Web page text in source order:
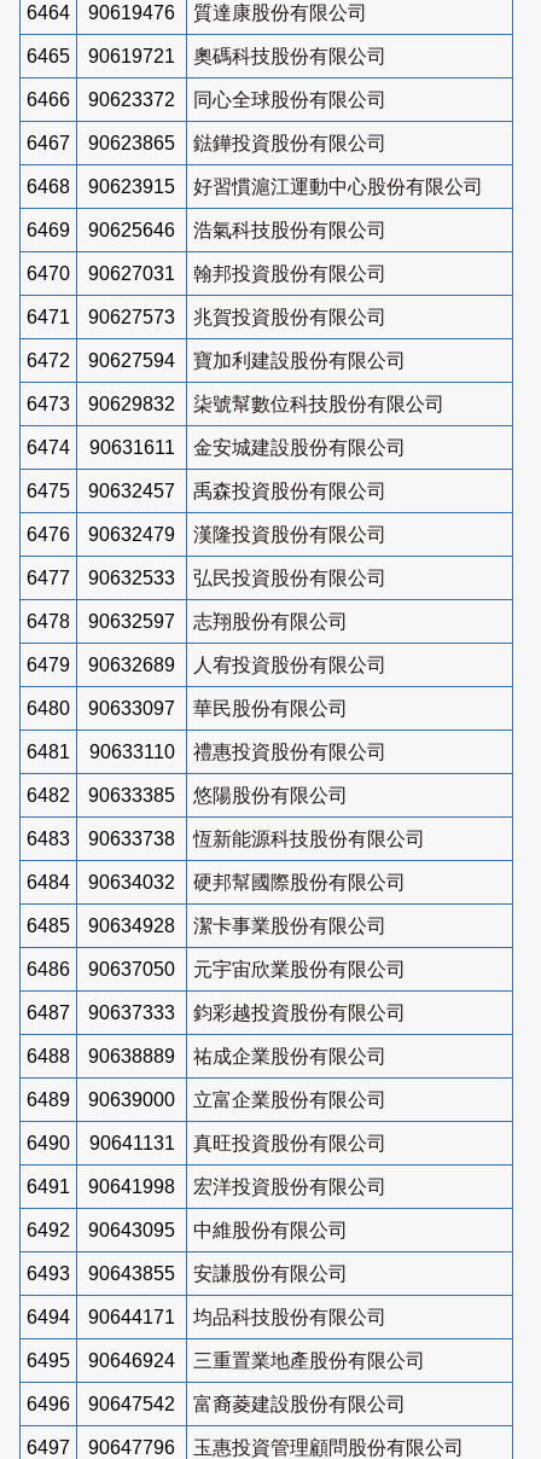
6464 90619476 質達康股份有限公司
6465 90619721 奧碼科技股份有限公司
6466 90623372 同心全球股份有限公司
6467 90623865 鍅鏵投資股份有限公司
6468 90623915 好習慣滬江運動中心股份有限公司
6469 90625646 浩氣科技股份有限公司
6470 90627031 翰邦投資股份有限公司
6471 90627573 兆賀投資股份有限公司
6472 90627594 寶加利建設股份有限公司
6473 90629832 柒號幫數位科技股份有限公司
6474 90631611 金安城建設股份有限公司
6475 90632457 禹森投資股份有限公司
6476 90632479 漢隆投資股份有限公司
6477 90632533 弘民投資股份有限公司
6478 90632597 志翔股份有限公司
6479 90632689 人宥投資股份有限公司
6480 90633097 華民股份有限公司
6481 90633110 禮惠投資股份有限公司
6482 90633385 悠陽股份有限公司
6483 90633738 恆新能源科技股份有限公司
6484 90634032 硬邦幫國際股份有限公司
6485 90634928 潔卡事業股份有限公司
6486 90637050 元宇宙欣業股份有限公司
6487 90637333 鈞彩越投資股份有限公司
6488 90638889 祐成企業股份有限公司
6489 90639000 立富企業股份有限公司
6490 90641131 真旺投資股份有限公司
6491 90641998 宏洋投資股份有限公司
6492 90643095 中維股份有限公司
6493 90643855 安謙股份有限公司
6494 90644171 均品科技股份有限公司
6495 90646924 三重置業地產股份有限公司
6496 90647542 富裔菱建設股份有限公司
6497 90647796 玉惠投資管理顧問股份有限公司